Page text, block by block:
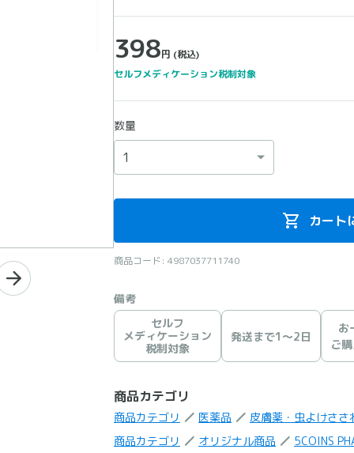
398円 (税込)
セルフメディケーション税制対象
数量
カート
商品コード: 4987037711740
備考
セルフ
メディケーション
税制対象
発送まで1〜2日
お
ご
商品カテゴリ
商品カテゴリ 医薬品
皮膚薬・虫よけささ
商品カテゴリ
オリジナル商品 5COINS